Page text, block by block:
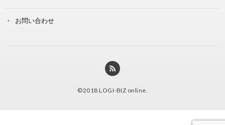
お問い合わせ
©2018 LOGI-BIZ online